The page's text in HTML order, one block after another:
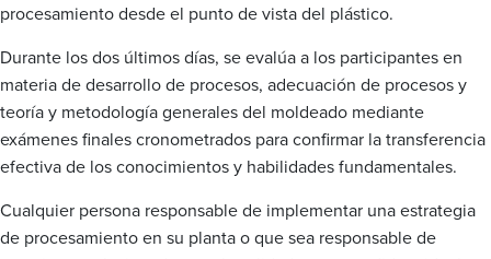
procesamiento desde el punto de vista del plástico.
Durante los dos últimos días, se evalúa a los participantes en
materia de desarrollo de procesos, adecuación de procesos y
teoría y metodología generales del moldeado mediante
exámenes finales cronometrados para confirmar la transferencia
efectiva de los conocimientos y habilidades fundamentales.
Cualquier persona responsable de implementar una estrategia
de procesamiento en su planta o que sea responsable de